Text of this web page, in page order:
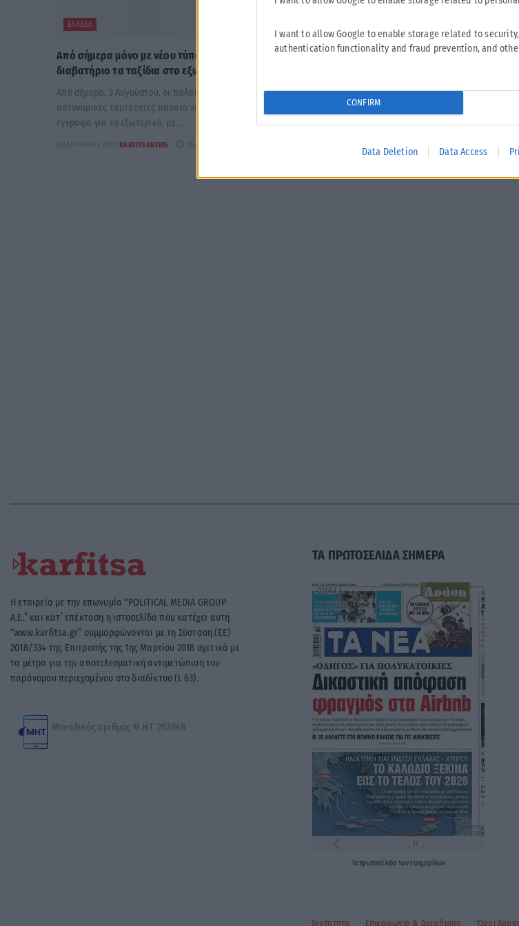
I want to allow Google to enable storage related to
authentication functionality and fraud prevention, and
CONFIRM
Data Deletion Data Access
ΕΛΛΆΔΑ
Από σήμερα μόνο με νέου τύπου ταυτότητα ή
διαβατήριο τα ταξίδια στο εξωτερικό
Από σήμερα, 3 Αυγούστου, οι παλαιού τύπου «μπλε»
αστυνομικές ταυτότητες παύουν να ισχύουν ως ταξιδιωτικά
έγγραφα για το εξωτερικό, με...
ΑΝΑΡΤΉΘΗΚΕ ΑΠΌ KARFITSANEWS
Υπουργείο Κλιματικής Κρίσης:
Σε εξέλιξη βρίσκονται οι διαδικασίες
περιοχές που επλήγησαν από τις πρόσφατες
αρμόδιες αρχές...
KARFITSANEWS 02/08/2026
Η εταιρεία με την επωνυμία “POLITICAL MEDIA GROUP
A.E.” και κατ’ επέκταση η ιστοσελίδα που κατέχει αυτή
“www.karfitsa.gr” συμμορφώνονται με τη Σύσταση (ΕΕ)
2018/334 της Επιτροπής της 1ης Μαρτίου 2018 σχετικά με
τα μέτρα για την αποτελεσματική αντιμετώπιση του
παράνομου περιεχομένου στο διαδίκτυο (L 63).
Μοναδικός αριθμός Μ.Η.Τ. 262048
ΤΑ ΠΡΩΤΟΣΕΛΙΔΑ ΣΗΜΕΡΑ
Ταπρωτοσέλιδα τωνεφημερίδων
Ταυτότητα Επικοινωνία & Διαφήμιση Όροι